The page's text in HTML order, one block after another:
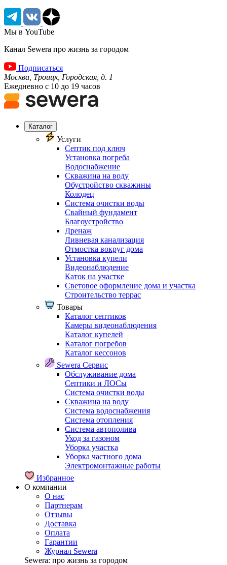
Мы в YouTube
Канал Sewera про жизнь за городом
Подписаться
Москва, Троицк, Городская, д. 1
Ежедневно с 10 до 19 часов
Каталог
Услуги
Септик под ключ
Установка погреба
Водоснабжение
Скважина на воду
Обустройство скважины
Колодец
Система очистки воды
Свайный фундамент
Благоустройство
Дренаж
Ливневая канализация
Отмостка вокруг дома
Установка купели
Видеонаблюдение
Каток на участке
Световое оформление дома и участка
Строительство террас
Товары
Каталог септиков
Камеры видеонаблюдения
Каталог купелей
Каталог погребов
Каталог кессонов
Sewera Сервис
Обслуживание дома
Септики и ЛОСы
Система очистки воды
Скважина на воду
Система водоснабжения
Система отопления
Система автополива
Уход за газоном
Уборка участка
Уборка частного дома
Электромонтажные работы
Избранное
О компании
О нас
Партнерам
Отзывы
Доставка
Оплата
Гарантии
Журнал Sewera
Sewera: про жизнь за городом